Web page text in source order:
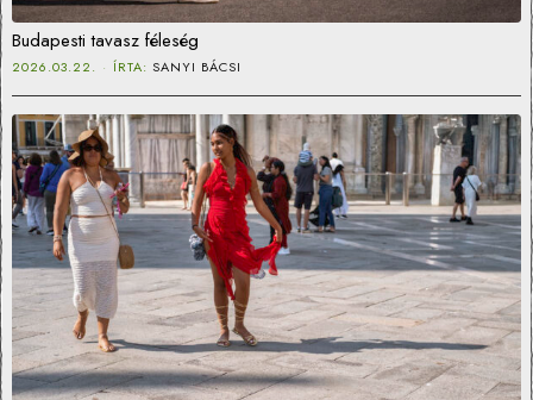
Budapesti tavasz féleség
2026.03.22. ÍRTA: SANYI BÁCSI